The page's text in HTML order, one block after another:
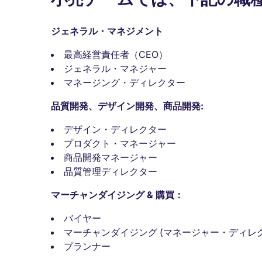
ジェネラル・マネジメント
最高経営責任者（CEO）
ジェネラル・マネジャー
マネージング・ディレクター
品質開発、デザイン開発、商品開発:
デザイン・ディレクター
プロダクト・マネージャー
商品開発マネージャー
品質管理ディレクター
マーチャンダイジング & 購買：
バイヤー
マーチャンダイジング (マネージャー・ディレ
プランナー